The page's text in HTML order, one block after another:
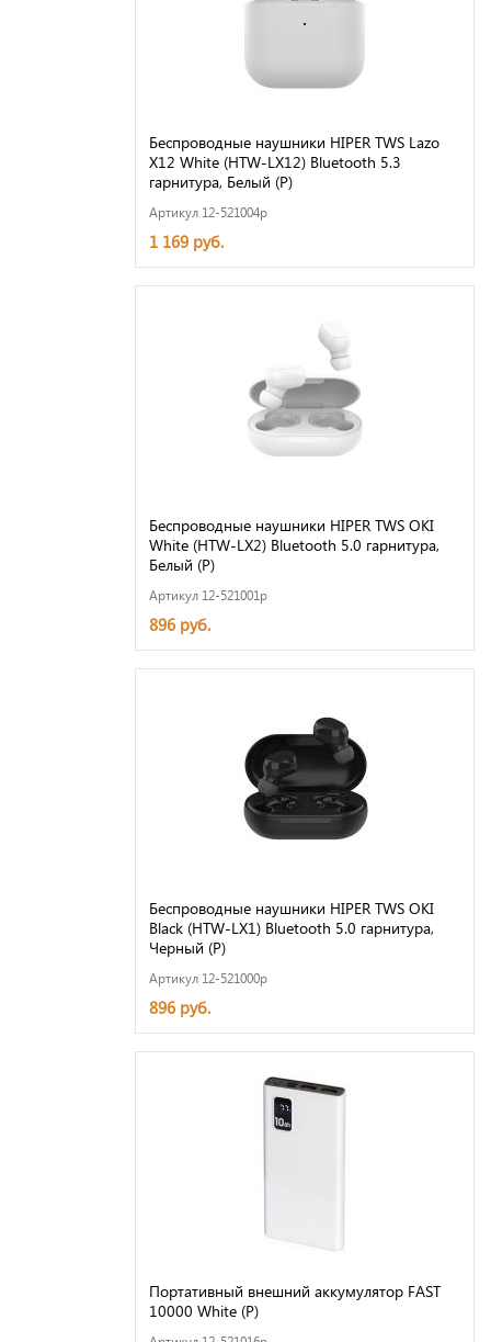
Беспроводные наушники HIPER TWS Lazo
X12 White (HTW-LX12) Bluetooth 5.3
гарнитура, Белый (Р)
Артикул 12-521004p
1 169 руб.
Беспроводные наушники HIPER TWS OKI
White (HTW-LX2) Bluetooth 5.0 гарнитура,
Белый (Р)
Артикул 12-521001p
896 руб.
Беспроводные наушники HIPER TWS OKI
Black (HTW-LX1) Bluetooth 5.0 гарнитура,
Черный (Р)
Артикул 12-521000p
896 руб.
Портативный внешний аккумулятор FAST
10000 White (Р)